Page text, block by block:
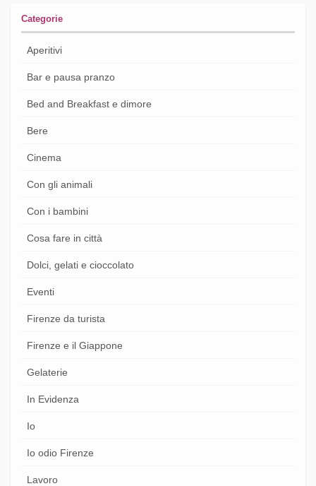
Categorie
Aperitivi
Bar e pausa pranzo
Bed and Breakfast e dimore
Bere
Cinema
Con gli animali
Con i bambini
Cosa fare in città
Dolci, gelati e cioccolato
Eventi
Firenze da turista
Firenze e il Giappone
Gelaterie
In Evidenza
Io
Io odio Firenze
Lavoro